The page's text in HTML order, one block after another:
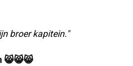
broer kapitein."
😸😸😸